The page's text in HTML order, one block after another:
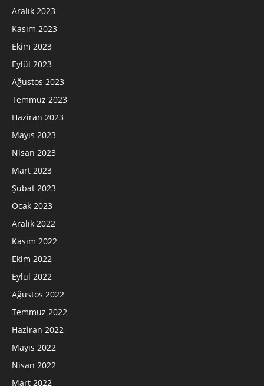
Aralık 2023
Kasım 2023
Ekim 2023
Eylül 2023
Ağustos 2023
Temmuz 2023
Haziran 2023
Mayıs 2023
Nisan 2023
Mart 2023
Şubat 2023
Ocak 2023
Aralık 2022
Kasım 2022
Ekim 2022
Eylül 2022
Ağustos 2022
Temmuz 2022
Haziran 2022
Mayıs 2022
Nisan 2022
Mart 2022